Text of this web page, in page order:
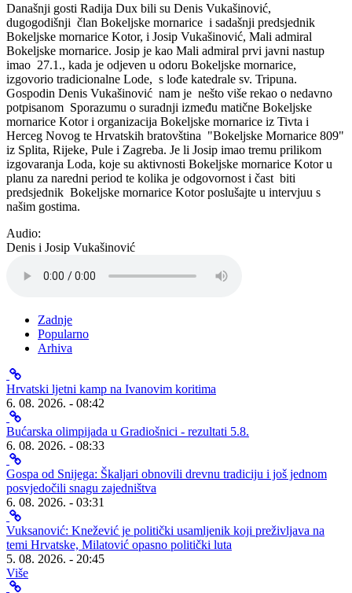
Današnji gosti Radija Dux bili su Denis Vukašinović,
dugogodišnji član Bokeljske mornarice i sadašnji predsjednik
Bokeljske mornarice Kotor, i Josip Vukašinović, Mali admiral
Bokeljske mornarice. Josip je kao Mali admiral prvi javni nastup
imao 27.1., kada je odjeven u odoru Bokeljske mornarice,
izgovorio tradicionalne Lode, s lođe katedrale sv. Tripuna.
Gospodin Denis Vukašinović nam je nešto više rekao o nedavno
potpisanom Sporazumu o suradnji između matične Bokeljske
mornarice Kotor i organizacija Bokeljske mornarice iz Tivta i
Herceg Novog te Hrvatskih bratovština "Bokeljske Mornarice 809"
iz Splita, Rijeke, Pule i Zagreba. Je li Josip imao tremu prilikom
izgovaranja Loda, koje su aktivnosti Bokeljske mornarice Kotor u
planu za naredni period te kolika je odgovornost i čast biti
predsjednik Bokeljske mornarice Kotor poslušajte u intervjuu s
našim gostima.
Audio:
Denis i Josip Vukašinović
Zadnje
Popularno
Arhiva
Hrvatski ljetni kamp na Ivanovim koritima
6. 08. 2026. - 08:42
Bućarska olimpijada u Gradiošnici - rezultati 5.8.
6. 08. 2026. - 08:33
Gospa od Snijega: Škaljari obnovili drevnu tradiciju i još jednom
posvjedočili snagu zajedništva
6. 08. 2026. - 03:31
Vuksanović: Knežević je politički usamljenik koji preživljava na
temi Hrvatske, Milatović opasno politički luta
5. 08. 2026. - 20:45
Više